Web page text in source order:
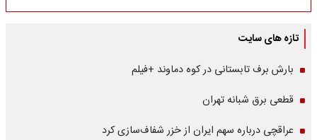
تازه های سایت
بارش برف تابستانی در کوه دماوند +فیلم
قطعی برق شبانه تهران
عراقچی درباره سهم ایران از خزر شفاف‌سازی کرد